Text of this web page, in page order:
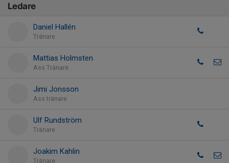
Ledare
Daniel Hallén
Tränare
Mattias Holmsten
Ass Tränare
Jimi Jonsson
Ass tränare
Ulf Rundström
Tränare
Joakim Kahlin
Tränare